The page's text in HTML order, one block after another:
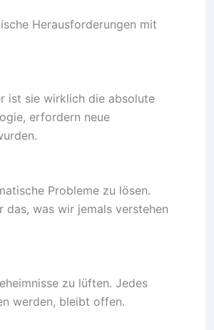
Herausforderungen mit
ist sie wirklich die absolute
erfordern neue
Probleme zu lösen.
was wir jemals verstehen
zu lüften. Jedes
werden, bleibt offen.